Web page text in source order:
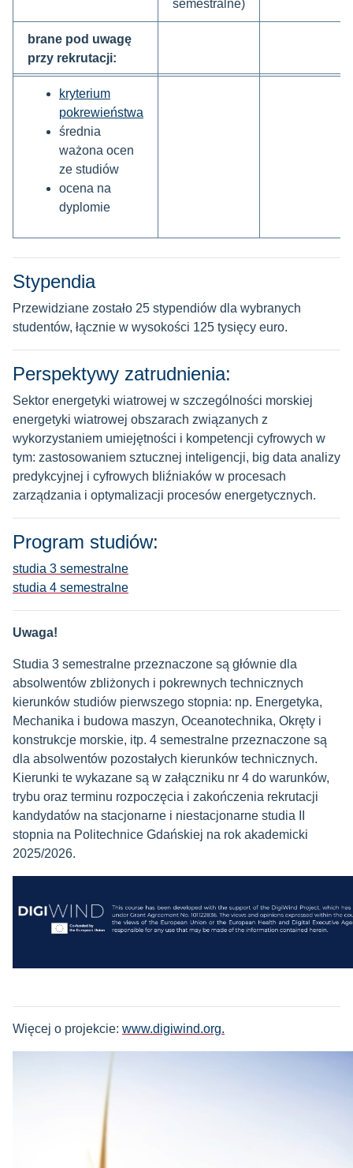
semestralne)
brane pod uwagę
przy rekrutacji:
kryterium
pokrewieństwa
średnia
ważona ocen
ze studiów
ocena na
dyplomie
Stypendia
Przewidziane zostało 25 stypendiów dla wybranych
studentów, łącznie w wysokości 125 tysięcy euro.
Perspektywy zatrudnienia:
Sektor energetyki wiatrowej w szczególności morskiej
energetyki wiatrowej obszarach związanych z
wykorzystaniem umiejętności i kompetencji cyfrowych w
tym: zastosowaniem sztucznej inteligencji, big data analizy
predykcyjnej i cyfrowych bliźniaków w procesach
zarządzania i optymalizacji procesów energetycznych.
Program studiów:
studia 3 semestralne
studia 4 semestralne
Uwaga!
Studia 3 semestralne przeznaczone są głównie dla
absolwentów zbliżonych i pokrewnych technicznych
kierunków studiów pierwszego stopnia: np. Energetyka,
Mechanika i budowa maszyn, Oceanotechnika, Okręty i
konstrukcje morskie, itp. 4 semestralne przeznaczone są
dla absolwentów pozostałych kierunków technicznych.
Kierunki te wykazane są w załączniku nr 4 do warunków,
trybu oraz terminu rozpoczęcia i zakończenia rekrutacji
kandydatów na stacjonarne i niestacjonarne studia II
stopnia na Politechnice Gdańskiej na rok akademicki
2025/2026.
Więcej o projekcie: www.digiwind.org.